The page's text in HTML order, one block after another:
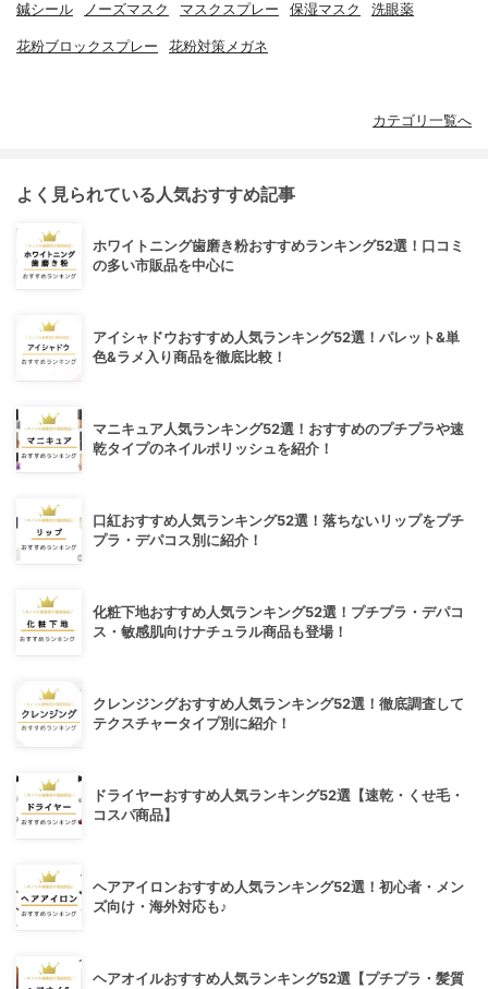
鍼シール ノーズマスク マスクスプレー 保湿マスク 洗眼薬
花粉ブロックスプレー 花粉対策メガネ
カテゴリ一覧へ
よく見られている人気おすすめ記事
ホワイトニング歯磨き粉おすすめランキング52選！口コミ
の多い市販品を中心に
アイシャドウおすすめ人気ランキング52選！パレット&単
色&ラメ入り商品を徹底比較！
マニキュア人気ランキング52選！おすすめのプチプラや速
乾タイプのネイルポリッシュを紹介！
口紅おすすめ人気ランキング52選！落ちないリップをプチ
プラ・デパコス別に紹介！
化粧下地おすすめ人気ランキング52選！プチプラ・デパコ
ス・敏感肌向けナチュラル商品も登場！
クレンジングおすすめ人気ランキング52選！徹底調査して
テクスチャータイプ別に紹介！
ドライヤーおすすめ人気ランキング52選【速乾・くせ毛・
コスパ商品】
ヘアアイロンおすすめ人気ランキング52選！初心者・メン
ズ向け・海外対応も♪
ヘアオイルおすすめ人気ランキング52選【プチプラ・髪質